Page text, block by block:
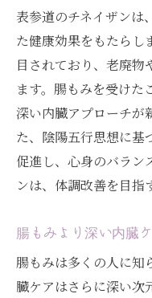
自然治癒力
腸もみとの違い
奥深さ
腸もみとチ
表参道で体
腸もみユー
チネイザンの
表参道での
内臓から整える
表参道のチネイザンは
た健康効果をもたらし
目されており、老廃物
ます。腸もみを受けた
深い内臓アプローチが
た、陰陽五行思想に基
促進し、心身のバラン
ンは、体調改善を目指
腸もみより深い内臓
腸もみは多くの人に知
臓ケアはさらに深い次